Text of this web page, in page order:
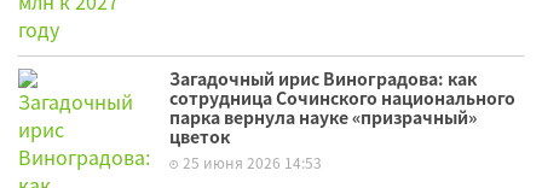
Загадочный ирис Виноградова: как
сотрудница Сочинского национального
парка вернула науке «призрачный»
цветок
25 июня 2026 14:53